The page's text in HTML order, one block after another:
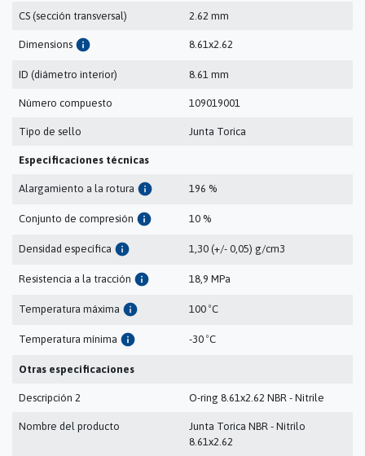
CS (sección transversal) 2.62 mm
Dimensions info 8.61x2.62
ID (diámetro interior) 8.61 mm
Número compuesto 109019001
Tipo de sello Junta Torica
Especificaciones técnicas
Alargamiento a la rotura info 196 %
Conjunto de compresión info 10 %
Densidad específica info 1,30 (+/- 0,05) g/cm3
Resistencia a la tracción info 18,9 MPa
Temperatura máxima info 100 ºC
Temperatura mínima info -30 ºC
Otras especificaciones
Descripción 2 O-ring 8.61x2.62 NBR - Nitrile
Nombre del producto
Junta Torica NBR - Nitrilo
8.61x2.62